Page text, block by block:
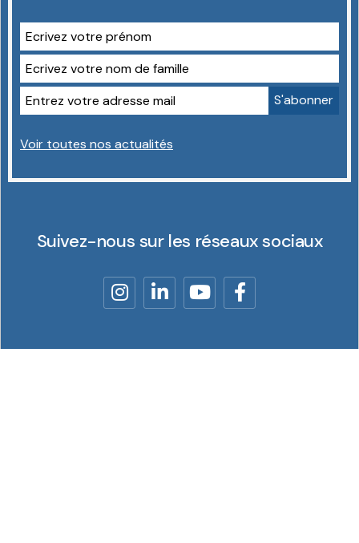
Voir toutes nos actualités
Suivez-nous sur les réseaux sociaux